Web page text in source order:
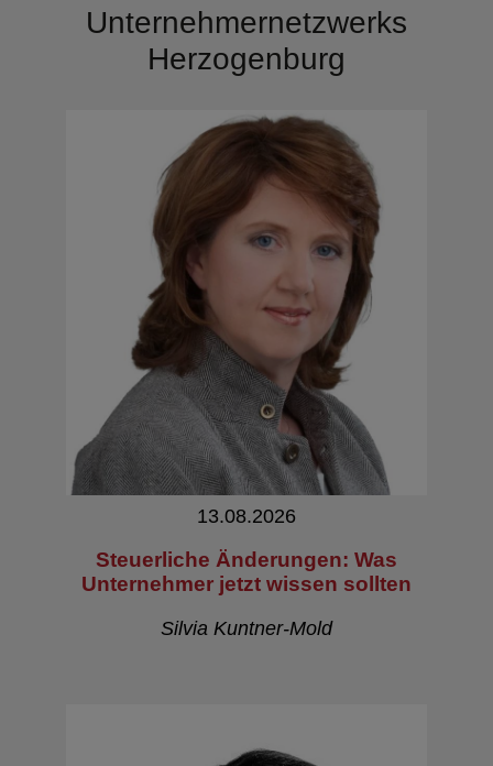
Unternehmernetzwerks
Herzogenburg
13.08.2026
Steuerliche Änderungen: Was
Unternehmer jetzt wissen sollten
Silvia Kuntner-Mold